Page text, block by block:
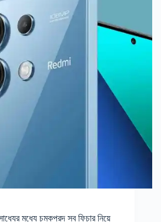
মধ্যে চমকপ্রদ সব ফিচার নিয়ে